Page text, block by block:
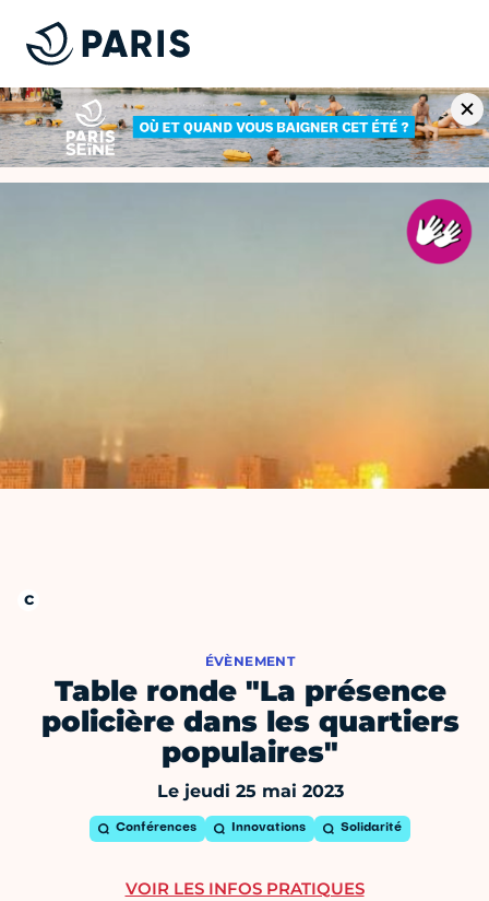
ÉVÈNEMENT
Table ronde "La présence
policière dans les quartiers
populaires"
Le jeudi 25 mai 2023
Conférences Innovations Solidarité
VOIR LES INFOS PRATIQUES